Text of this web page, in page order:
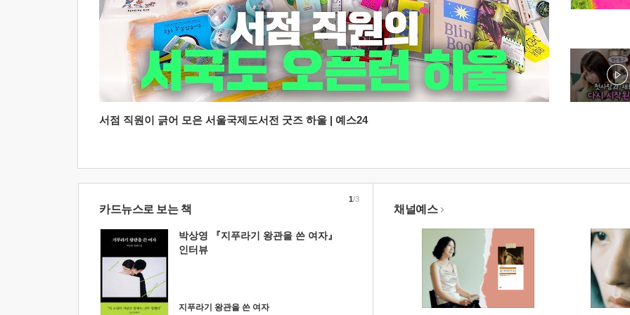
서점 직원이 긁어 모은 서울국제도서전 굿즈 하울 | 예스24
카드뉴스로 보는 책
박상영 『지푸라기 왕관을 쓴 여자』
인터뷰
지푸라기 왕관을 쓴 여자
1/3
채널예스